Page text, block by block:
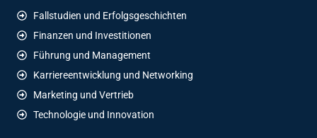
Fallstudien und Erfolgsgeschichten
Finanzen und Investitionen
Führung und Management
Karriereentwicklung und Networking
Marketing und Vertrieb
Technologie und Innovation